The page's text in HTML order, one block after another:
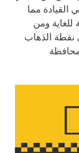
القيادة مما
ومن
نقطة الذهاب